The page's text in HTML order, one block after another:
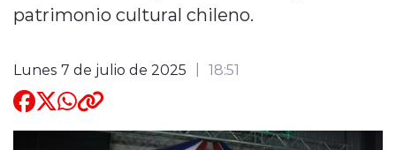
Quienes Somos
patrimonio cultural chileno.
Lunes 7 de julio de 2025 18:51